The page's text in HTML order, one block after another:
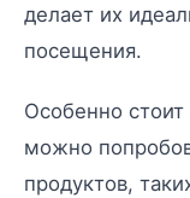
делает их
посещения.
Особенно
можно
продуктов,